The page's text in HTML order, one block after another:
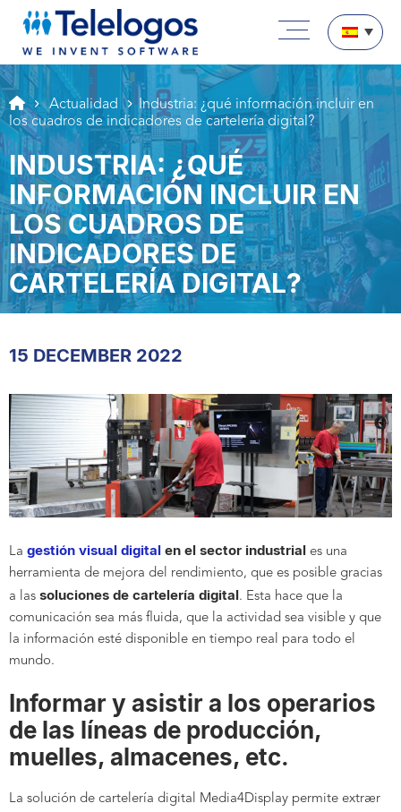
Aller au texte
Aller au menu
Pasar a contenido
Menú principal
Actualidad
Industria: ¿qué información incluir en
los cuadros de indicadores de cartelería digital?
INDUSTRIA: ¿QUÉ
INFORMACIÓN INCLUIR EN
LOS CUADROS DE
INDICADORES DE
CARTELERÍA DIGITAL?
15 DECEMBER 2022
La gestión visual digital en el sector industrial es una
herramienta de mejora del rendimiento, que es posible gracias
a las soluciones de cartelería digital. Esta hace que la
comunicación sea más fluida, que la actividad sea visible y que
la información esté disponible en tiempo real para todo el
mundo.
Informar y asistir a los operarios
de las líneas de producción,
muelles, almacenes, etc.
La solución de cartelería digital Media4Display permite extraer